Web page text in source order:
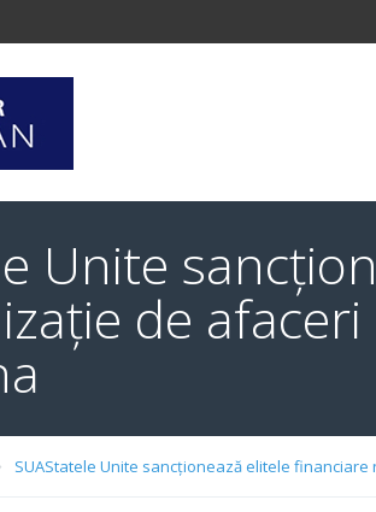
Unite
de
SUAStatele Unite sancționează elitele